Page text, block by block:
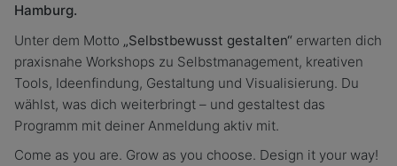
Hamburg.
Unter dem Motto „Selbstbewusst gestalten“ erwarten dich
praxisnahe Workshops zu Selbstmanagement, kreativen
Tools, Ideenfindung, Gestaltung und Visualisierung. Du
wählst, was dich weiterbringt – und gestaltest das
Programm mit deiner Anmeldung aktiv mit.
Come as you are. Grow as you choose. Design it your way!